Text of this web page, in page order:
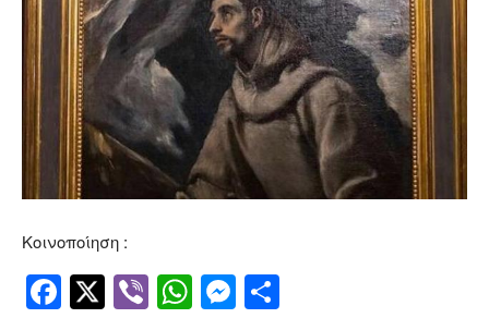
Κοινοποίηση :
Facebook
Twitter
ViberWhatsApp
Messenger